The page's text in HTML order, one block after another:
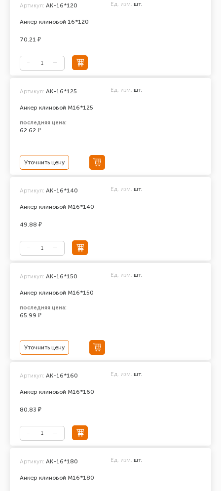
Анкер клиновой 16*120
Артикул: АК-16*120 Ед. изм. шт.
70.21 ₽
Анкер клиновой М16*125
Артикул: AK-16*125 Ед. изм. шт.
последняя цена:
62.62 ₽
Уточнить цену
Анкер клиновой М16*140
Артикул: АК-16*140 Ед. изм. шт.
49.88 ₽
Анкер клиновой М16*150
Артикул: АК-16*150 Ед. изм. шт.
последняя цена:
65.99 ₽
Уточнить цену
Анкер клиновой М16*160
Артикул: АК-16*160 Ед. изм. шт.
80.83 ₽
Анкер клиновой М16*180
Артикул: АК-16*180 Ед. изм. шт.